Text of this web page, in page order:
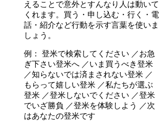
えることで意外とすんなり人は動いて
くれます。買う・申し込む・行く・電
話・紹介など行動を示す言葉を使いま
しょう。
例： 登米で検索してください ／お急
ぎ下さい登米へ ／いま買うべき登米
／知らないでは済まされない登米 ／
もらって嬉しい登米 ／私たちが選ぶ
登米 ／登米しないでください ／登米
でいざ勝負 ／登米を体験しよう ／次
はあなたの登米です